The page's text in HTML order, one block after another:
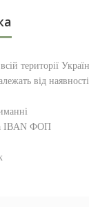
території
від
IBAN ФОП